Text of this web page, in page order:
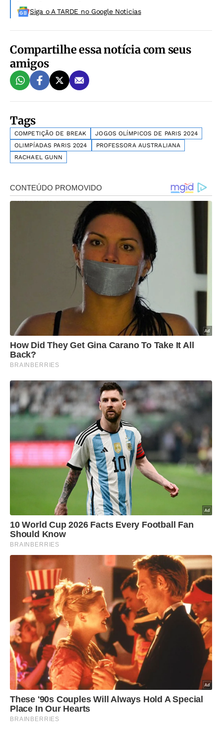
Siga o A TARDE no Google Noticias
Compartilhe essa notícia com seus
amigos
Tags
COMPETIÇÃO DE BREAK
JOGOS OLÍMPICOS DE PARIS 2024
OLIMPÍADAS PARIS 2024
PROFESSORA AUSTRALIANA
RACHAEL GUNN